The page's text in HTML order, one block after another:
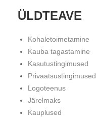
ÜLDTEAVE
Kohaletoimetamine
Kauba tagastamine
Kasutustingimused
Privaatsustingimused
Logoteenus
Järelmaks
Kauplused